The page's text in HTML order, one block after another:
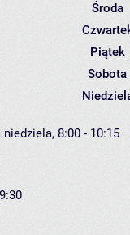
Środa
Piątek
Sobota
niedziela, 8:00 - 10:15